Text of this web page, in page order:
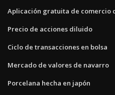
Aplicación gratuita de comercio
Precio de acciones diluido
Ciclo de transacciones en bolsa
Mercado de valores de navarro
Porcelana hecha en japón